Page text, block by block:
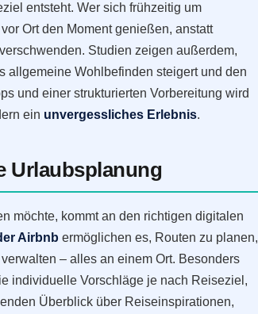
entsteht. Wer sich frühzeitig um
Ort den Moment genießen, anstatt
Studien zeigen außerdem,
allgemeine Wohlbefinden steigert und den
und einer strukturierten Vorbereitung wird
ein unvergessliches Erlebnis.
Urlaubsplanung
möchte, kommt an den richtigen digitalen
Airbnb ermöglichen es, Routen zu planen,
– alles an einem Ort. Besonders
individuelle Vorschläge je nach Reiseziel,
Überblick über Reiseinspirationen,